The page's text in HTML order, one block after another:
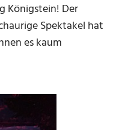
Königstein! Der
Spektakel hat
es kaum